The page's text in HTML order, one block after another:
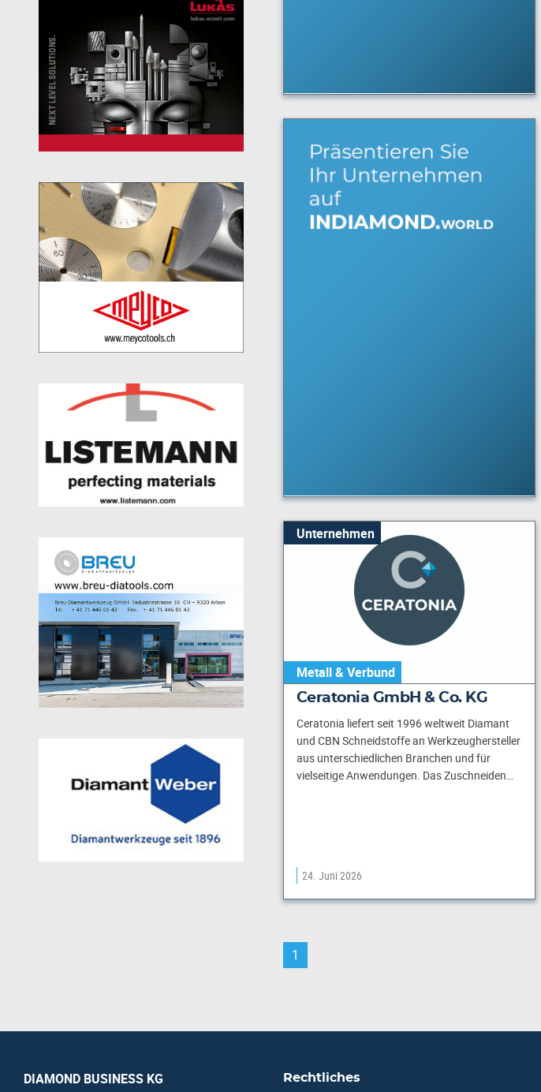
Unternehmen
Metall & Verbund
Ceratonia GmbH & Co. KG
Ceratonia liefert seit 1996 weltweit Diamant
und CBN Schneidstoffe an Werkzeughersteller
aus unterschiedlichen Branchen und für
vielseitige Anwendungen. Das Zuschneiden…
24. Juni 2026
1
DIAMOND BUSINESS KG
Rechtliches